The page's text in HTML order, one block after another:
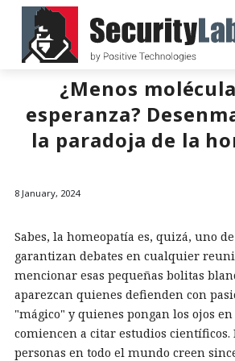
¿Menos
esperanza?
la paradoja de la
8 January, 2024
Sabes, la homeopatía es, quizá, uno
garantizan debates en cualquier
mencionar esas pequeñas bolitas
aparezcan quienes defienden con
"mágico" y quienes pongan los ojos
comiencen a citar estudios científicos.
personas en todo el mundo creen